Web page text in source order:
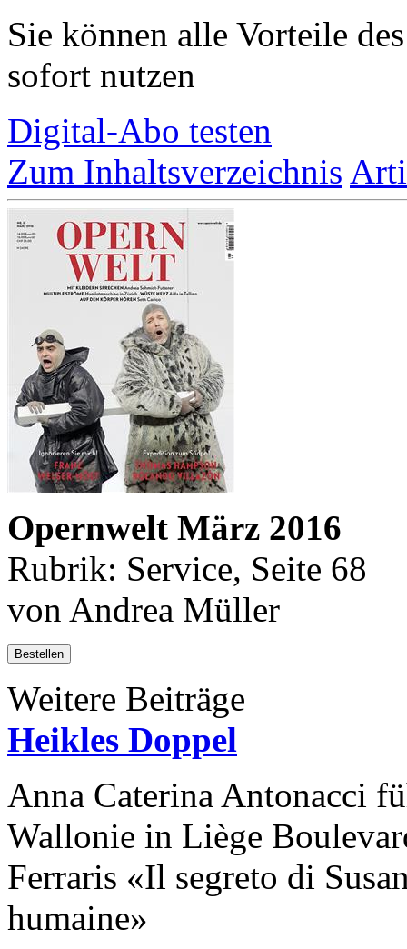
Sie können alle Vorteile
sofort nutzen
Digital-Abo testen
Zum Inhaltsverzeichnis
Opernwelt März 2016
Rubrik: Service, Seite 68
von Andrea Müller
Bestellen
Weitere Beiträge
Heikles Doppel
Anna Caterina Antonacci
Wallonie in Liège
Ferraris «Il segreto di
humaine»